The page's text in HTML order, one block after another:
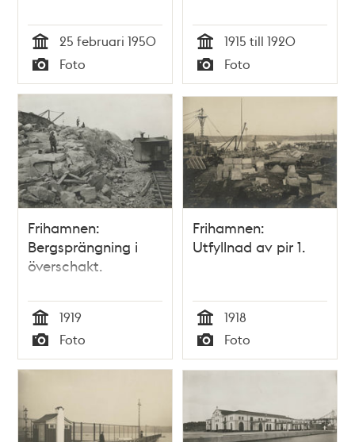
Tid
25 februari 1950
Typ
Foto Tid
1915 till 1920
Typ
Foto
Frihamnen:
Bergsprängning i
överschakt.
Tid
1919
Typ
Foto
Frihamnen:
Utfyllnad av pir 1.
Tid
1918
Typ
Foto